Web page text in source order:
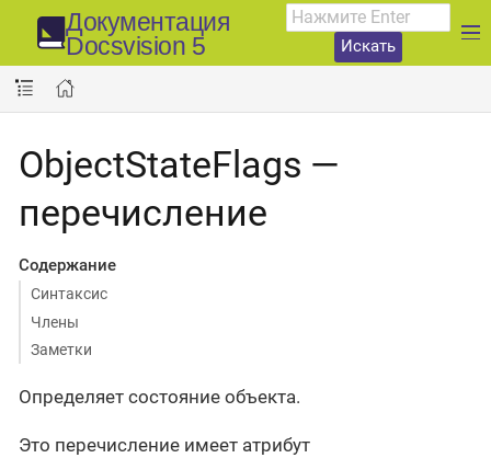
Документация
Docsvision 5
Искать
ObjectStateFlags —
перечисление
Содержание
Синтаксис
Члены
Заметки
Определяет состояние объекта.
Это перечисление имеет атрибут